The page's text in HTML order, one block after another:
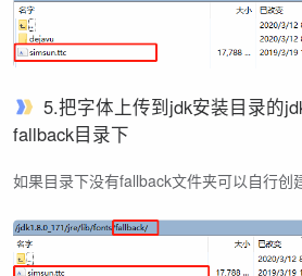
5.把字体上传到jdk安装目录的
fallback目录下
如果目录下没有fallback文件夹可以自行创